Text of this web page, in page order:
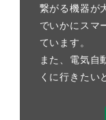
繋がる機器が
でいかにスマ
ています。
また、電気自
くに行きたい